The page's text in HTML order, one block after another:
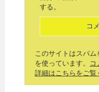
する。
このサイトはスパ
を使っています。
コ
詳細はこちらをご覧